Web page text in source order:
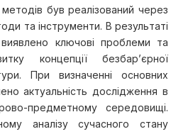
був реалізований через
та інструменти. В результаті
ключові проблеми та
концепції безбар’єрної
При визначенні основних
актуальність дослідження в
предметному середовищі.
аналізу сучасного стану